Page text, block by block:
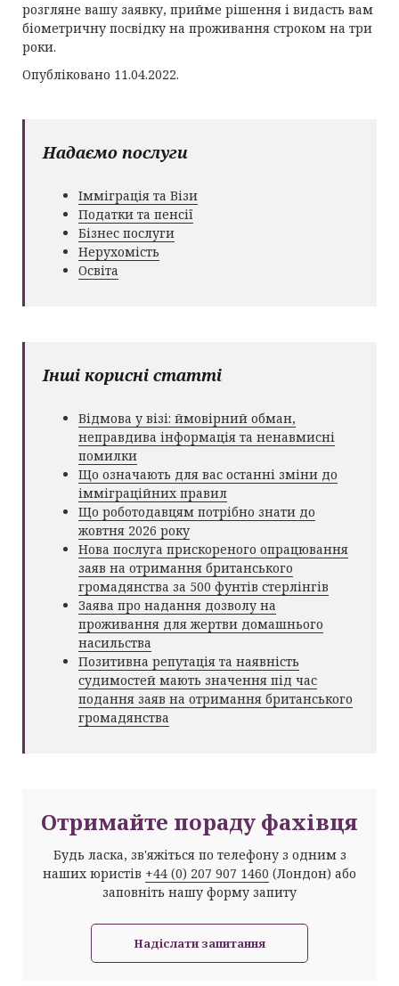
розгляне вашу заявку, прийме рішення і видасть вам
біометричну посвідку на проживання строком на три
роки.
Опубліковано 11.04.2022.
Надаємо послуги
Імміграція та Візи
Податки та пенсії
Бізнес послуги
Нерухомість
Освіта
Інші корисні статті
Відмова у візі: ймовірний обман,
неправдива інформація та ненавмисні
помилки
Що означають для вас останні зміни до
імміграційних правил
Що роботодавцям потрібно знати до
жовтня 2026 року
Нова послуга прискореного опрацювання
заяв на отримання британського
громадянства за 500 фунтів стерлінгів
Заява про надання дозволу на
проживання для жертви домашнього
насильства
Позитивна репутація та наявність
судимостей мають значення під час
подання заяв на отримання британського
громадянства
Отримайте пораду фахівця
Будь ласка, зв'яжіться по телефону з одним з
наших юристів +44 (0) 207 907 1460 (Лондон) або
заповніть нашу форму запиту
Надіслати запитання